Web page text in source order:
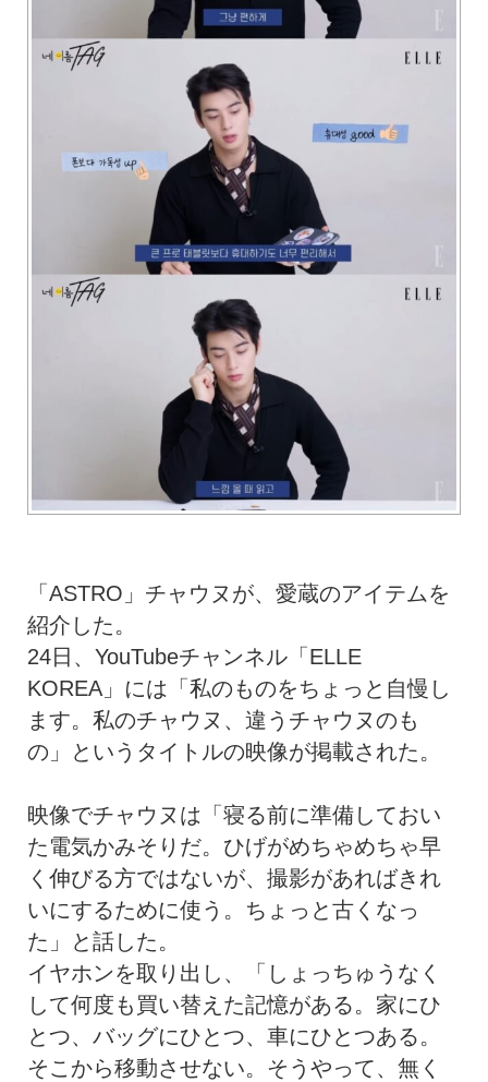
「ASTRO」チャウヌが、愛蔵のアイテムを
紹介した。
24日、YouTubeチャンネル「ELLE
KOREA」には「私のものをちょっと自慢し
ます。私のチャウヌ、違うチャウヌのも
の」というタイトルの映像が掲載された。
映像でチャウヌは「寝る前に準備しておい
た電気かみそりだ。ひげがめちゃめちゃ早
く伸びる方ではないが、撮影があればきれ
いにするために使う。ちょっと古くなっ
た」と話した。
イヤホンを取り出し、「しょっちゅうなく
して何度も買い替えた記憶がある。家にひ
とつ、バッグにひとつ、車にひとつある。
そこから移動させない。そうやって、無く